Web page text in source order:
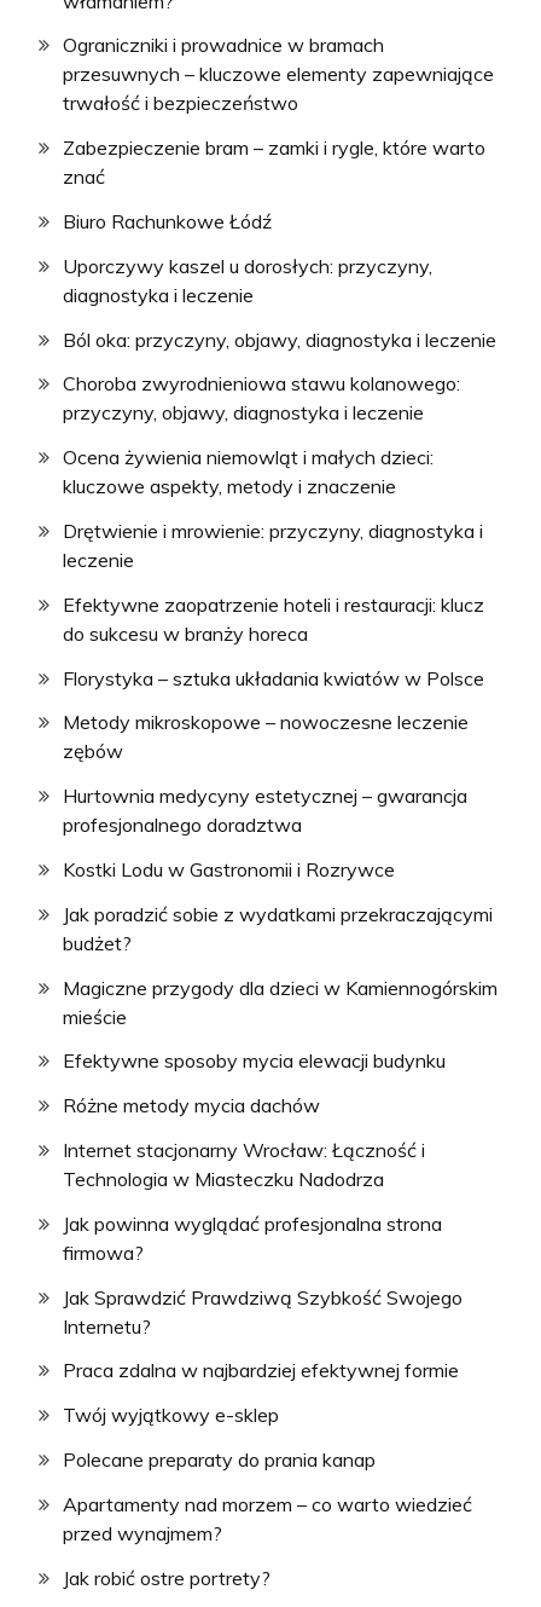
Ograniczniki i prowadnice w bramach
przesuwnych – kluczowe elementy zapewniające
trwałość i bezpieczeństwo
Zabezpieczenie bram – zamki i rygle, które warto
znać
Biuro Rachunkowe Łódź
Uporczywy kaszel u dorosłych: przyczyny,
diagnostyka i leczenie
Ból oka: przyczyny, objawy, diagnostyka i leczenie
Choroba zwyrodnieniowa stawu kolanowego:
przyczyny, objawy, diagnostyka i leczenie
Ocena żywienia niemowląt i małych dzieci:
kluczowe aspekty, metody i znaczenie
Drętwienie i mrowienie: przyczyny, diagnostyka i
leczenie
Efektywne zaopatrzenie hoteli i restauracji: klucz
do sukcesu w branży horeca
Florystyka – sztuka układania kwiatów w Polsce
Metody mikroskopowe – nowoczesne leczenie
zębów
Hurtownia medycyny estetycznej – gwarancja
profesjonalnego doradztwa
Kostki Lodu w Gastronomii i Rozrywce
Jak poradzić sobie z wydatkami przekraczającymi
budżet?
Magiczne przygody dla dzieci w Kamiennogórskim
mieście
Efektywne sposoby mycia elewacji budynku
Różne metody mycia dachów
Internet stacjonarny Wrocław: Łączność i
Technologia w Miasteczku Nadodrza
Jak powinna wyglądać profesjonalna strona
firmowa?
Jak Sprawdzić Prawdziwą Szybkość Swojego
Internetu?
Praca zdalna w najbardziej efektywnej formie
Twój wyjątkowy e-sklep
Polecane preparaty do prania kanap
Apartamenty nad morzem – co warto wiedzieć
przed wynajmem?
Jak robić ostre portrety?